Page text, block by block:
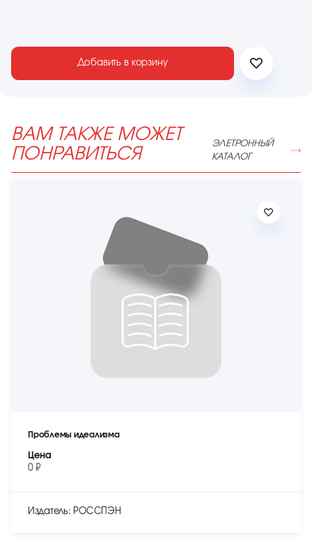
Добавить в корзину
ВАМ ТАКЖЕ МОЖЕТ
ПОНРАВИТЬСЯ
ЭЛЕТРОННЫЙ
КАТАЛОГ
Проблемы идеализма
Цена
0 ₽
Издатель: РОССПЭН